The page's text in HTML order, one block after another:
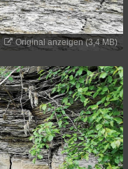
Original anzeigen (3,4 MB)